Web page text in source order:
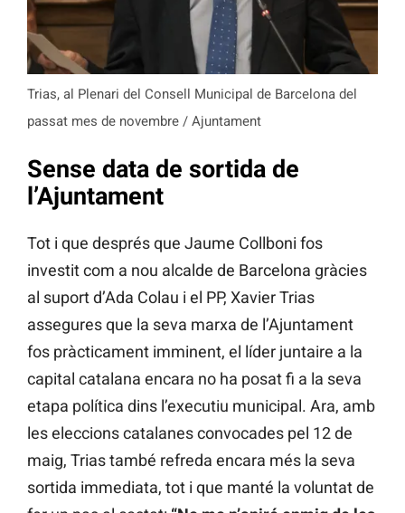
Trias, al Plenari del Consell Municipal de Barcelona del
passat mes de novembre / Ajuntament
Sense data de sortida de
l’Ajuntament
Tot i que després que Jaume Collboni fos
investit com a nou alcalde de Barcelona gràcies
al suport d’Ada Colau i el PP, Xavier Trias
assegures que la seva marxa de l’Ajuntament
fos pràcticament imminent, el líder juntaire a la
capital catalana encara no ha posat fi a la seva
etapa política dins l’executiu municipal. Ara, amb
les eleccions catalanes convocades pel 12 de
maig, Trias també refreda encara més la seva
sortida immediata, tot i que manté la voluntat de